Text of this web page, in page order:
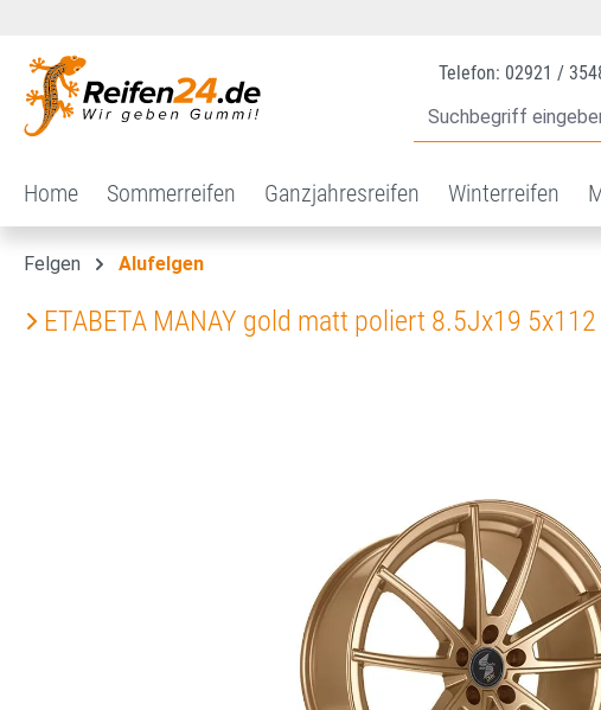
Telefon: 02921 /
Home Sommerreifen Ganzjahresreifen Winterreifen
Felgen Alufelgen
ETABETA MANAY gold matt poliert 8.5Jx19